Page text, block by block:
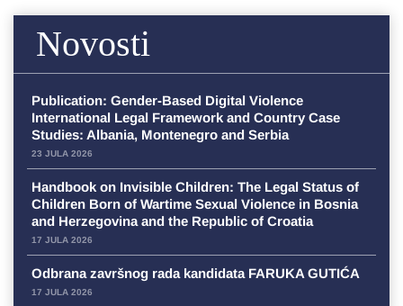
Novosti
Publication: Gender-Based Digital Violence
International Legal Framework and Country Case
Studies: Albania, Montenegro and Serbia
23 JULA 2026
Handbook on Invisible Children: The Legal Status of
Children Born of Wartime Sexual Violence in Bosnia
and Herzegovina and the Republic of Croatia
17 JULA 2026
Odbrana završnog rada kandidata FARUKA GUTIĆA
17 JULA 2026